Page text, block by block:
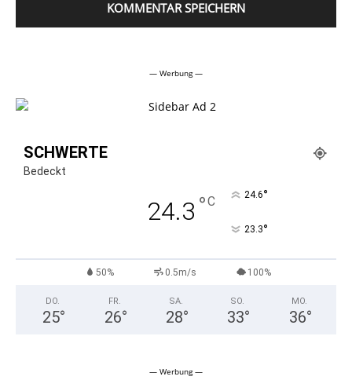
— Werbung —
SCHWERTE
Bedeckt
24.3 °C 24.6°
23.3°
50% 0.5m/s 100%
DO.
25°
FR.
26°
SA.
28°
SO.
33°
MO.
36°
— Werbung —